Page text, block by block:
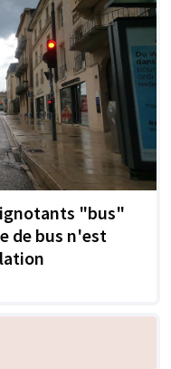
"bus"
de bus n'est